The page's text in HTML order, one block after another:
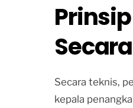
Secara teknis,
kepala